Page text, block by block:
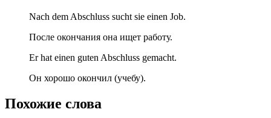
Nach dem Abschluss sucht sie einen Job.
После окончания она ищет работу.
Er hat einen guten Abschluss gemacht.
Он хорошо окончил (учебу).
Похожие слова